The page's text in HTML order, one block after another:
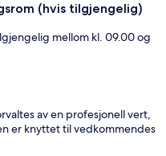
(hvis tilgjengelig)
mellom kl. 09.00 og
av en profesjonell vert,
er knyttet til vedkommendes